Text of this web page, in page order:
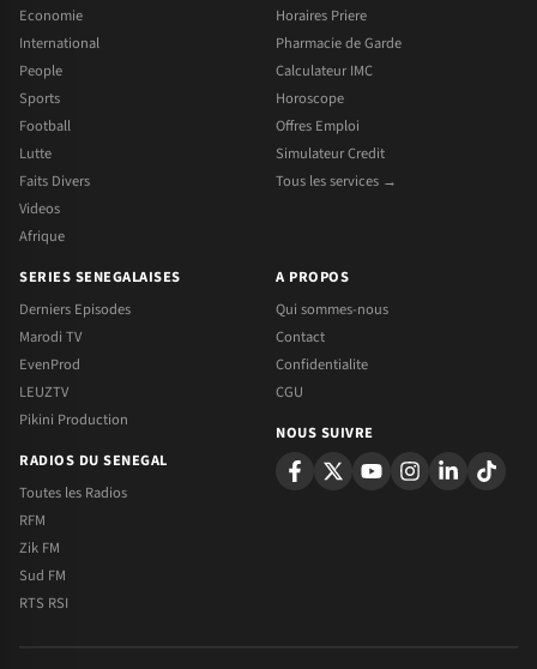
Economie
International
People
Sports
Football
Lutte
Faits Divers
Videos
Afrique
Horaires Priere
Pharmacie de Garde
Calculateur IMC
Horoscope
Offres Emploi
Simulateur Credit
Tous les services →
SERIES SENEGALAISES
Derniers Episodes
Marodi TV
EvenProd
LEUZTV
Pikini Production
RADIOS DU SENEGAL
Toutes les Radios
RFM
Zik FM
Sud FM
RTS RSI
A PROPOS
Qui sommes-nous
Contact
Confidentialite
CGU
NOUS SUIVRE